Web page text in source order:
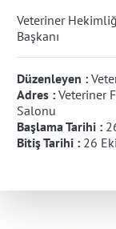
Veteriner
Başkanı
Düzenleyen :
Adres : Veteriner
Salonu
Başlama Tarihi :
Bitiş Tarihi : 26